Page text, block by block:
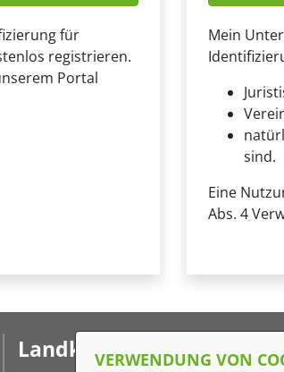
für
registrieren.
Portal
Mein
sind.
Eine
Abs. 4
Landkreis Ludwigslust-
VERWENDUNG VON